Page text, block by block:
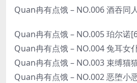
Quan冉有点饿 – NO.006 酒吞同
Quan冉有点饿 – NO.005 珀尔诺
Quan冉有点饿 – NO.004 兔耳女
Quan冉有点饿 – NO.003 束缚猫
Quan冉有点饿 – NO.002 恶堕小